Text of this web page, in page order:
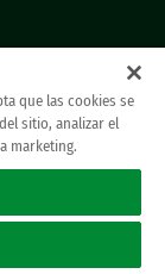
real betis balompie.
que las cookies se
sitio, analizar el
marketing.